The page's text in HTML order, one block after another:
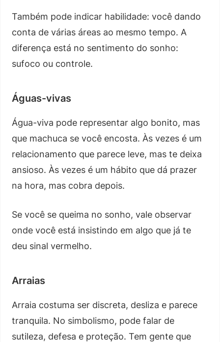
Também pode indicar habilidade: você dando
conta de várias áreas ao mesmo tempo. A
diferença está no sentimento do sonho:
sufoco ou controle.
Águas-vivas
Água-viva pode representar algo bonito, mas
que machuca se você encosta. Às vezes é um
relacionamento que parece leve, mas te deixa
ansioso. Às vezes é um hábito que dá prazer
na hora, mas cobra depois.
Se você se queima no sonho, vale observar
onde você está insistindo em algo que já te
deu sinal vermelho.
Arraias
Arraia costuma ser discreta, desliza e parece
tranquila. No simbolismo, pode falar de
sutileza, defesa e proteção. Tem gente que